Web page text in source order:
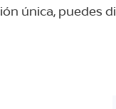
única, puedes